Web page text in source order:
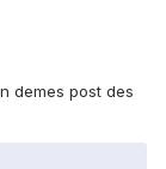
demes post des